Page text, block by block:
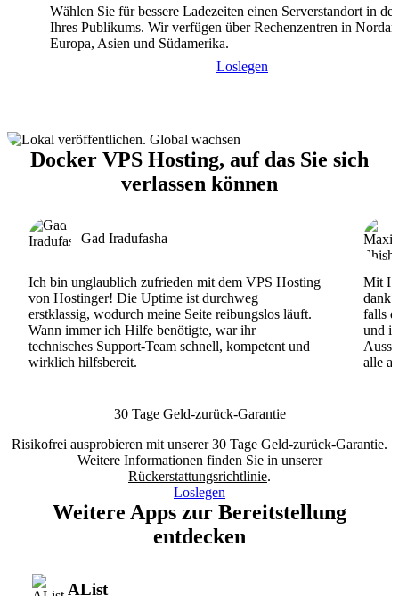
Wählen Sie für bessere Ladezeiten einen Serverstandort in
Ihres Publikums. Wir verfügen über Rechenzentren in
Europa, Asien und Südamerika.
Loslegen
Docker VPS Hosting, auf das Sie sich
verlassen können
Gad Iradufasha
Ich bin unglaublich zufrieden mit dem VPS Hosting
von Hostinger! Die Uptime ist durchweg
erstklassig, wodurch meine Seite reibungslos läuft.
Wann immer ich Hilfe benötigte, war ihr
technisches Support-Team schnell, kompetent und
wirklich hilfsbereit.
Mit
dank
falls
und
alle
30 Tage Geld-zurück-Garantie
Risikofrei ausprobieren mit unserer 30 Tage Geld-zurück-Garantie.
Weitere Informationen finden Sie in unserer
Rückerstattungsrichtlinie.
Loslegen
Weitere Apps zur Bereitstellung
entdecken
AList